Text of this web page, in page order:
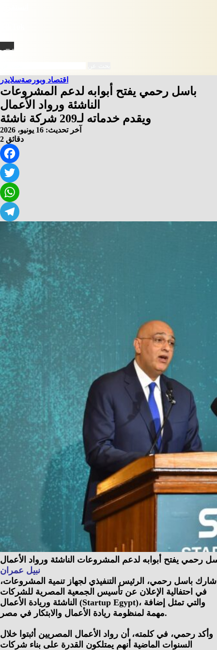
اقتصاد وبورصةسلايدر
باسل رحمي يفتح أبوابه لدعم المشروعات
الناشئة ورواد الأعمال
ويقدم خدماته لـ209 شركة ناشئة
آخر تحديث: 16 يونيو، 2026
2 دقائق
رحمي يفتح أبوابه لدعم المشروعات الناشئة ورواد الأعمال
نبيل عمران
شارك باسل رحمي، الرئيس التنفيذي لجهاز تنمية المشروعات،
في احتفالية الإعلان عن تأسيس الجمعية المصرية للشركات
الناشئة وريادة الأعمال (Startup Egypt)، والتي تمثل إضافة
مهمة لمنظومة ريادة الأعمال والابتكار في مصر.
وأكد رحمي، في كلمته، أن رواد الأعمال المصريين أثبتوا خلال
السنوات الماضية أنهم يمتلكون القدرة على بناء شركات